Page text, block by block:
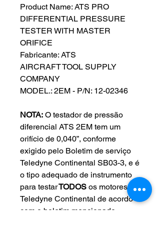
Product Name: ATS PRO
DIFFERENTIAL PRESSURE
TESTER WITH MASTER
ORIFICE
Fabricante: ATS
AIRCRAFT TOOL SUPPLY
COMPANY
MODEL.: 2EM - P/N: 12-02346
NOTA: O testador de pressão
diferencial ATS 2EM tem um
orifício de 0,040”, conforme
exigido pelo Boletim de serviço
Teledyne Continental SB03-3, e é
o tipo adequado de instrumento
para testarTODOS os motores
Teledyne Continental de acordo
com o boletim mencionado